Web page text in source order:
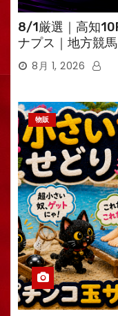
8/1厳選｜高知
ナプス｜地方競馬
8月 1, 2026
物販